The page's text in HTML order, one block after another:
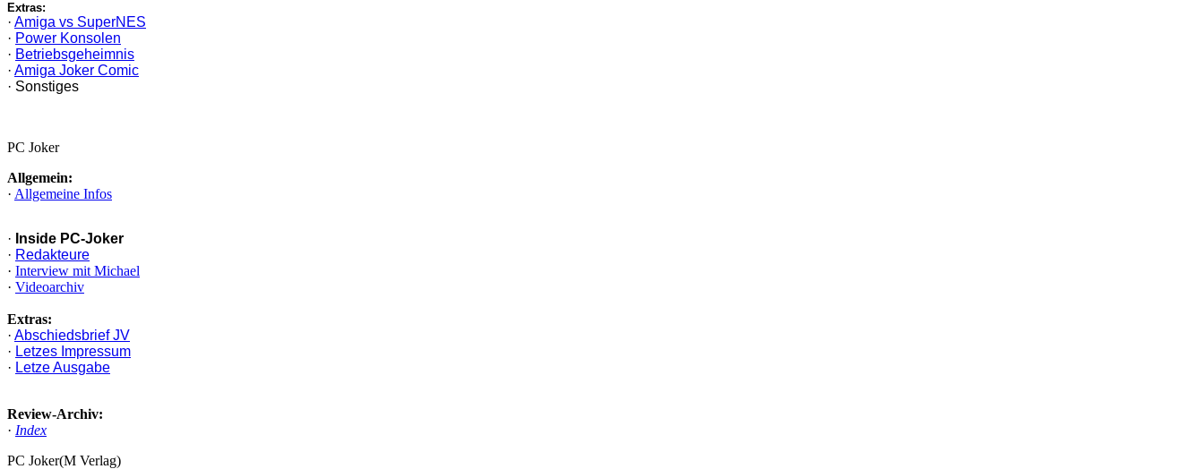
Extras:
· Amiga vs SuperNES
· Power Konsolen
· Betriebsgeheimnis
· Amiga Joker Comic
· Sonstiges
PC Joker
Allgemein:
· Allgemeine Infos
· Inside PC-Joker
· Redakteure
· Interview mit Michael
· Videoarchiv
Extras:
· Abschiedsbrief JV
· Letzes Impressum
· Letze Ausgabe
Review-Archiv:
· Index
PC Joker(M Verlag)